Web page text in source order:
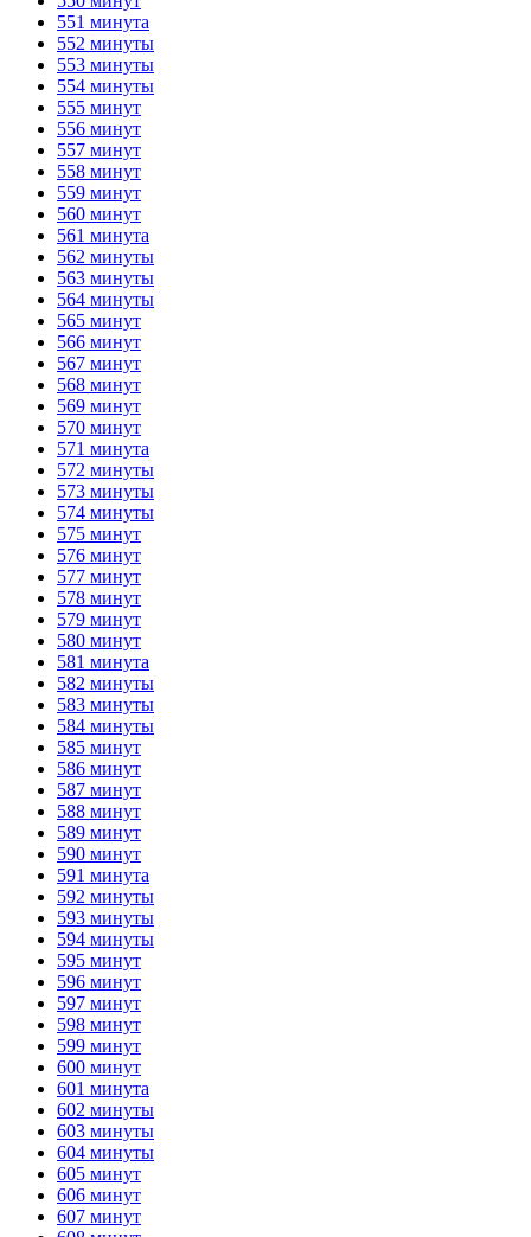
HANDY TIMERS
551 минута
552 минуты
553 минуты
554 минуты
555 минут
556 минут
557 минут
558 минут
559 минут
560 минут
561 минута
562 минуты
563 минуты
564 минуты
565 минут
566 минут
567 минут
568 минут
569 минут
570 минут
571 минута
572 минуты
573 минуты
574 минуты
575 минут
576 минут
577 минут
578 минут
579 минут
580 минут
581 минута
582 минуты
583 минуты
584 минуты
585 минут
586 минут
587 минут
588 минут
589 минут
590 минут
591 минута
592 минуты
593 минуты
594 минуты
595 минут
596 минут
597 минут
598 минут
599 минут
600 минут
601 минута
602 минуты
603 минуты
604 минуты
605 минут
606 минут
607 минут